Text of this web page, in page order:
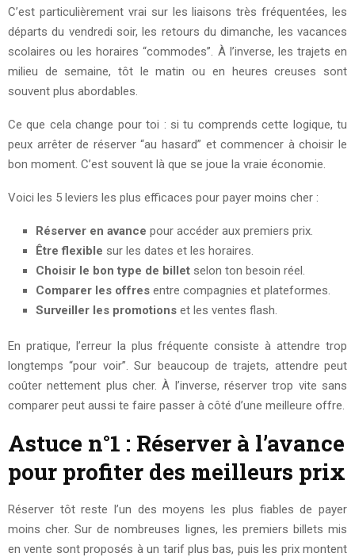
C’est particulièrement vrai sur les liaisons très fréquentées, les
départs du vendredi soir, les retours du dimanche, les vacances
scolaires ou les horaires “commodes”. À l’inverse, les trajets en
milieu de semaine, tôt le matin ou en heures creuses sont
souvent plus abordables.
Ce que cela change pour toi : si tu comprends cette logique, tu
peux arrêter de réserver “au hasard” et commencer à choisir le
bon moment. C’est souvent là que se joue la vraie économie.
Voici les 5 leviers les plus efficaces pour payer moins cher :
Réserver en avance pour accéder aux premiers prix.
Être flexible sur les dates et les horaires.
Choisir le bon type de billet selon ton besoin réel.
Comparer les offres entre compagnies et plateformes.
Surveiller les promotions et les ventes flash.
En pratique, l’erreur la plus fréquente consiste à attendre trop
longtemps “pour voir”. Sur beaucoup de trajets, attendre peut
coûter nettement plus cher. À l’inverse, réserver trop vite sans
comparer peut aussi te faire passer à côté d’une meilleure offre.
Astuce n°1 : Réserver à l’avance
pour profiter des meilleurs prix
Réserver tôt reste l’un des moyens les plus fiables de payer
moins cher. Sur de nombreuses lignes, les premiers billets mis
en vente sont proposés à un tarif plus bas, puis les prix montent